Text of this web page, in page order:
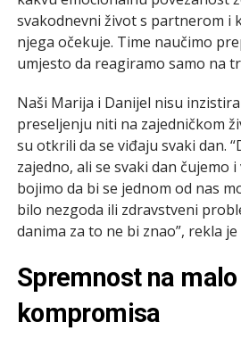
svakodnevni život s partnerom i
njega očekuje. Time naučimo
umjesto da reagiramo samo na
Naši Marija i Danijel nisu
preseljenju niti na zajedničkom
su otkrili da se viđaju svaki dan.
zajedno, ali se svaki dan čujemo
bojimo da bi se jednom od nas
bilo nezgoda ili zdravstveni
danima za to ne bi znao”, rekla
Spremnost na malo
kompromisa